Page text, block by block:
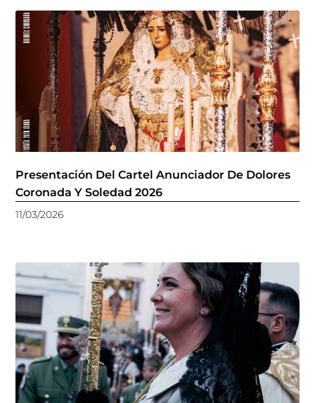
Presentación Del Cartel Anunciador De Dolores
Coronada Y Soledad 2026
11/03/2026